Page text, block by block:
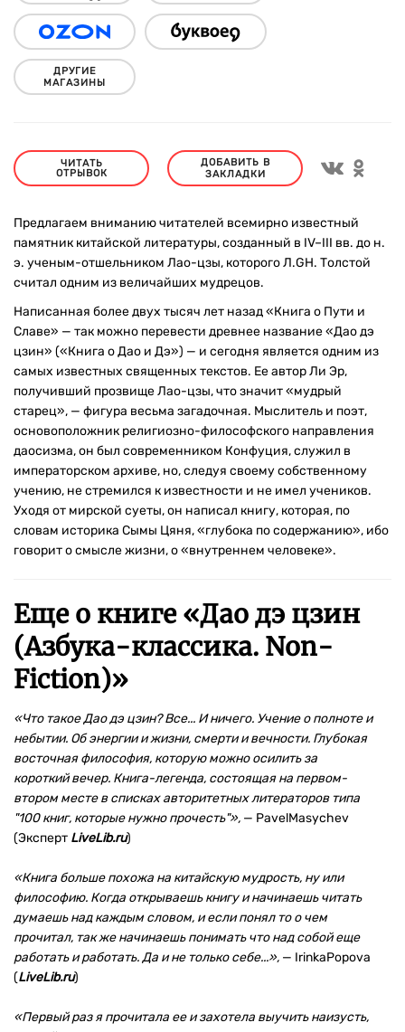
ДРУГИЕ
МАГАЗИНЫ
ЧИТАТЬ
ОТРЫВОК
ДОБАВИТЬ В
ЗАКЛАДКИ
Предлагаем вниманию читателей всемирно известный
памятник китайской литературы, созданный в IV–III вв. до н.
э. ученым-отшельником Лао-цзы, которого Л.GН. Толстой
считал одним из величайших мудрецов.
Написанная более двух тысяч лет назад «Книга о Пути и
Славе» — так можно перевести древнее название «Дао дэ
цзин» («Книга о Дао и Дэ») — и сегодня является одним из
самых известных священных текстов. Ее автор Ли Эр,
получивший прозвище Лао-цзы, что значит «мудрый
старец», — фигура весьма загадочная. Мыслитель и поэт,
основоположник религиозно-философского направления
даосизма, он был современником Конфуция, служил в
императорском архиве, но, следуя своему собственному
учению, не стремился к известности и не имел учеников.
Уходя от мирской суеты, он написал книгу, которая, по
словам историка Сымы Цяня, «глубока по содержанию», ибо
говорит о смысле жизни, о «внутреннем человеке».
Еще о книге «Дао дэ цзин
(Азбука-классика. Non-
Fiction)»
«Что такое Дао дэ цзин? Все... И ничего. Учение о полноте и
небытии. Об энергии и жизни, смерти и вечности. Глубокая
восточная философия, которую можно осилить за
короткий вечер. Книга-легенда, состоящая на первом-
втором месте в списках авторитетных литераторов типа
"100 книг, которые нужно прочесть"», — PavelMasychev
(Эксперт LiveLib.ru)
«Книга больше похожа на китайскую мудрость, ну или
философию. Когда открываешь книгу и начинаешь читать
думаешь над каждым словом, и если понял то о чем
прочитал, так же начинаешь понимать что над собой еще
работать и работать. Да и не только себе...», — IrinkaPopova
(LiveLib.ru)
«Первый раз я прочитала ее и захотела выучить наизусть,